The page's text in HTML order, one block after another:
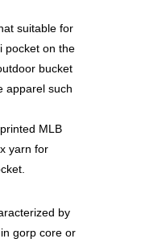
suitable for
pocket on the
bucket
apparel such
MLB
yarn for
by
gorp core or